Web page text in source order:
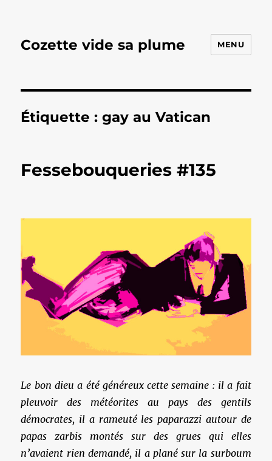
Cozette vide sa plume MENU
Étiquette :gay au Vatican
Fessebouqueries #135
Le bon dieu a été généreux cette semaine : il a fait
pleuvoir des météorites au pays des gentils
démocrates, il a rameuté les paparazzi autour de
papas zarbis montés sur des grues qui elles
n’avaient rien demandé, il a plané sur la surboum